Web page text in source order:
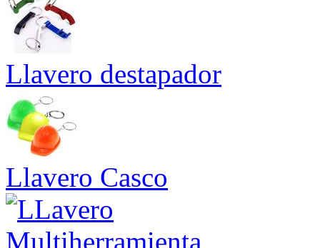
Llavero destapador
Llavero Casco